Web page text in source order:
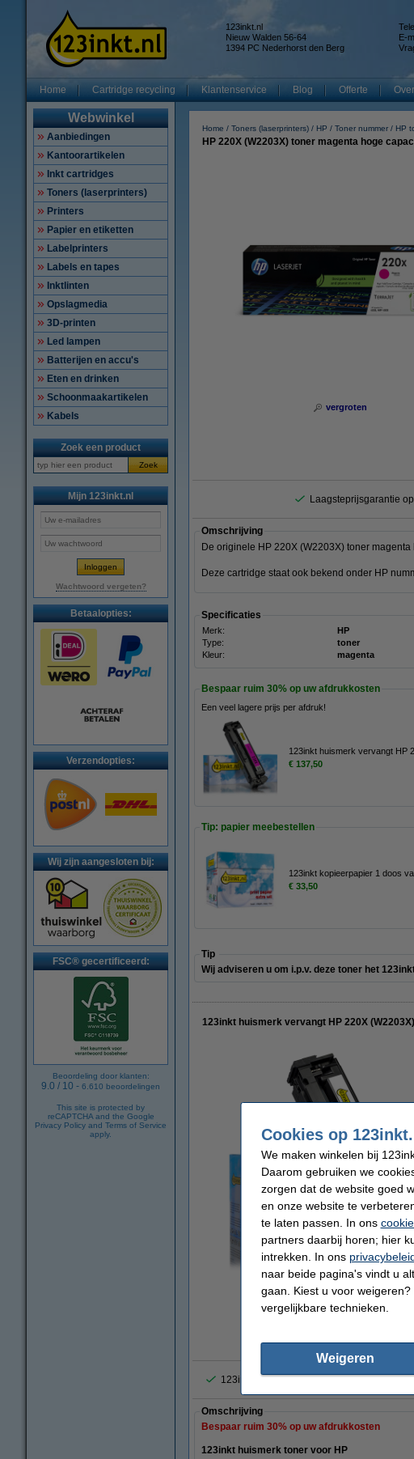
123inkt.nl
Nieuw Walden 56-64
1394 PC Nederhorst den Berg
E-
Home Cartridge recycling Klantenservice Blog Offerte
Webwinkel
Aanbiedingen
Kantoorartikelen
Inkt cartridges
Toners (laserprinters)
Printers
Papier en etiketten
Labelprinters
Labels en tapes
Inktlinten
Opslagmedia
3D-printen
Led lampen
Batterijen en accu's
Eten en drinken
Schoonmaakartikelen
Kabels
Zoek een product
Zoek
Mijn 123inkt.nl
Wachtwoord vergeten?
Betaalopties:
Verzendopties:
Wij zijn aangesloten bij:
FSC® gecertificeerd:
Beoordeling door klanten:
9.0 / 10 - 6.610 beoordelingen
This site is protected by
reCAPTCHA and the Google
Privacy Policy and Terms of Service
apply.
Home Toners (laserprinters) HP Toner nummer HP
HP 220X (W2203X) toner magenta hoge
vergroten
Laagsteprijsgarantie
Omschrijving
De originele HP 220X (W2203X) toner
Deze cartridge staat ook bekend onder HP
Specificaties
Merk: HP
Type:
toner
Kleur:
magenta
Bespaar ruim 30% op uw afdrukkosten
Een veel lagere prijs per afdruk!
123inkt huismerk vervangt HP
€ 137,50
Tip: papier meebestellen
123inkt kopieerpapier 1 doos
€ 33,50
Tip
Wij adviseren u om i.p.v. deze toner het
123inkt huismerk vervangt HP 220X
vergroten
123inkt de populairste huismerktoners van
Omschrijving
Bespaar ruim 30% op uw afdrukkosten
123inkt huismerk toner voor HP
Cookies op
We maken winkelen bij
Daarom gebruiken we
zorgen dat de website goed
en onze website te
te laten passen. In ons
partners daarbij horen; hier
intrekken. In ons
naar beide pagina's vindt u
gaan. Kiest u voor
vergelijkbare technieken.
Weigeren